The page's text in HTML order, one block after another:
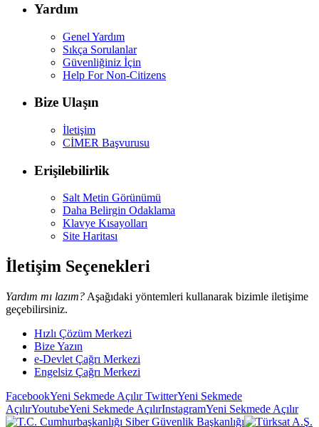
Yardım
Genel Yardım
Sıkça Sorulanlar
Güvenliğiniz İçin
Help For Non-Citizens
Bize Ulaşın
İletişim
CİMER Başvurusu
Erişilebilirlik
Salt Metin Görünümü
Daha Belirgin Odaklama
Klavye Kısayolları
Site Haritası
İletişim Seçenekleri
Yardım mı lazım? Aşağıdaki yöntemleri kullanarak bizimle iletişime
geçebilirsiniz.
Hızlı Çözüm Merkezi
Bize Yazın
e-Devlet Çağrı Merkezi
Engelsiz Çağrı Merkezi
FacebookYeni Sekmede AçılırTwitterYeni Sekmede
AçılırYoutubeYeni Sekmede AçılırInstagramYeni Sekmede Açılır